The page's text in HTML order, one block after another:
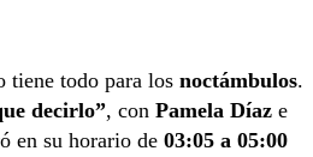
tiene todo para los noctámbulos.
decirlo”, con Pamela Díaz e
en su horario de 03:05 a 05:00